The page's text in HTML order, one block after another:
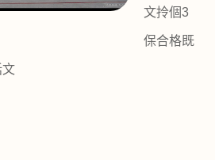
文拎個3
保合格既
文